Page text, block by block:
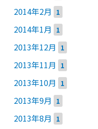
2014年2月 1
2014年1月 1
2013年12月 1
2013年11月 1
2013年10月 1
2013年9月 1
2013年8月 1